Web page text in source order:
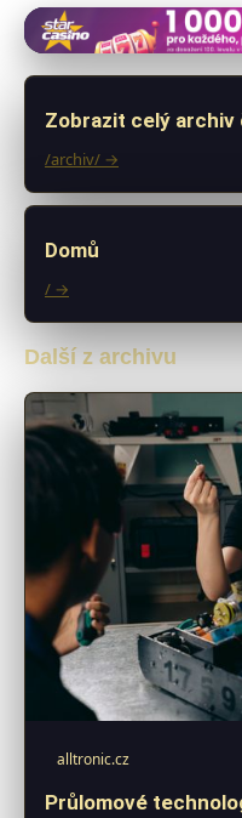
Zobrazit celý archiv
/archiv/ →
Domů
/ →
Další z archivu
alltronic.cz
Průlomové